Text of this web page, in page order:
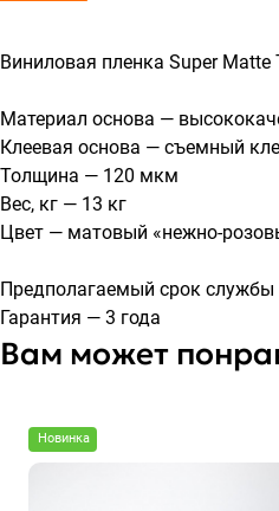
Виниловая пленка Super
Материал основа —
Клеевая основа — съемный
Толщина — 120 мкм
Вес, кг — 13 кг
Цвет — матовый «нежно-
Предполагаемый срок
Гарантия — 3 года
Вам может
Новинка